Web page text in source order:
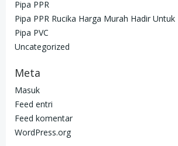
Pipa PPR
Pipa PPR Rucika Harga Murah Hadir Untuk
Pipa PVC
Uncategorized
Meta
Masuk
Feed entri
Feed komentar
WordPress.org